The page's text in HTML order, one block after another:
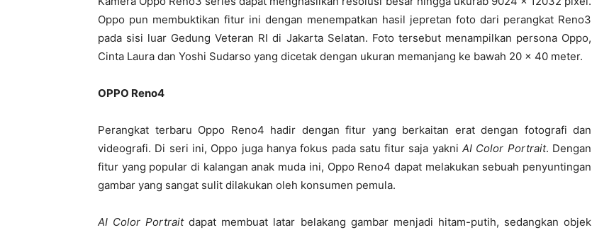
Oppo pun membuktikan fitur ini dengan menempatkan hasil jepretan foto dari perangkat Reno3
pada sisi luar Gedung Veteran RI di Jakarta Selatan. Foto tersebut menampilkan persona Oppo,
Cinta Laura dan Yoshi Sudarso yang dicetak dengan ukuran memanjang ke bawah 20 x 40 meter.
OPPO Reno4
Perangkat terbaru Oppo Reno4 hadir dengan fitur yang berkaitan erat dengan fotografi dan
videografi. Di seri ini, Oppo juga hanya fokus pada satu fitur saja yakniAI Color Portrait. Dengan
fitur yang popular di kalangan anak muda ini, Oppo Reno4 dapat melakukan sebuah penyuntingan
gambar yang sangat sulit dilakukan oleh konsumen pemula.
AI Color Portraitdapat membuat latar belakang gambar menjadi hitam-putih, sedangkan objek